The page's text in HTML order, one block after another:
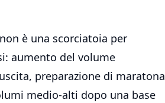
è una scorciatoia per
aumento del volume
preparazione di maratona
medio-alti dopo una base